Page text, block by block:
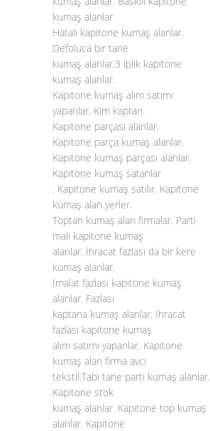
kumaş alanlar.
Hatalı kapitone kumaş alanlar.
Defoluca bir tane
kumaş alanlar.3 iplik kapitone
kumaş alanlar.
Kapitone kumaş alım satımı
yapanlar. Kim kaptan.
Kapitone parçası alanlar.
Kapitone parça kumaş alanlar.
Kapitone kumaş parçası alanlar.
Kapitone kumaş satanlar
. Kapitone kumaş satılır. Kapitone
kumaş alan yerler.
Toptan kumaş alan firmalar. Parti
malı kapitone kumaş
alanlar. İhracat fazlası da bir kere
kumaş alanlar.
İmalat fazlası kapitone kumaş
alanlar. Fazlası
kaptana kumaş alanlar. İhracat
fazlası kapitone kumaş
alım satımı yapanlar. Kapitone
kumaş alan firma avcı
tekstil.Tabi tane parti kumaş alanlar.
Kapitone stok
kumaş alanlar. Kapitone top kumaş
alanlar. Kapitone